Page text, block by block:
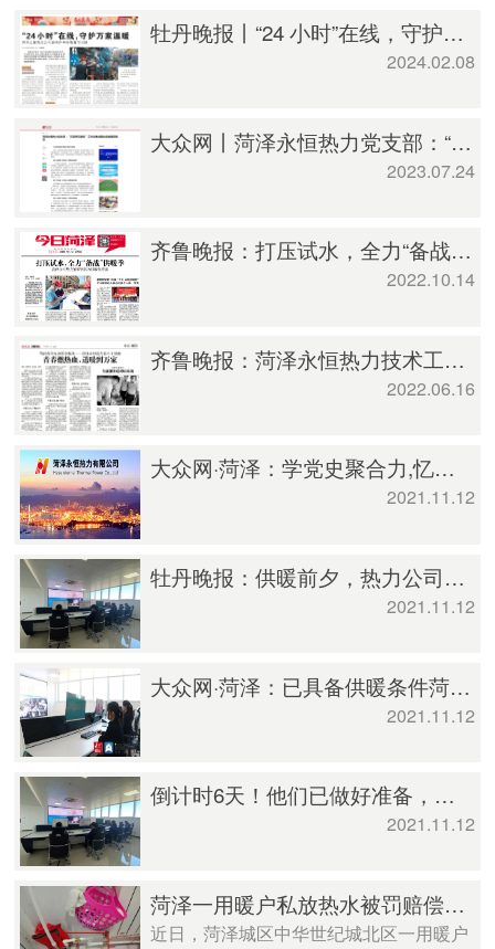
牡丹晚报丨“24 小时”在线，守护万家温暖 多措并举保障春节供热
2024.02.08
大众网丨菏泽永恒热力党支部：“五坚持五建设”工作法推动国企党建提质增效
2023.07.24
齐鲁晚报：打压试水，全力“备战”供暖季
2022.10.14
齐鲁晚报：菏泽永恒热力技术工程部获“菏泽青年五四奖章集体”
2022.06.16
大众网·菏泽：学党史聚合力,忆初心强担当
2021.11.12
牡丹晚报：供暖前夕，热力公司在忙啥
2021.11.12
大众网·菏泽：已具备供暖条件菏泽永恒热力管网可随时升温
2021.11.12
倒计时6天！他们已做好准备，保障市民温暖过冬
2021.11.12
菏泽一用暖户私放热水被罚赔偿1.5万
近日，菏泽城区中华世纪城北区一用暖户